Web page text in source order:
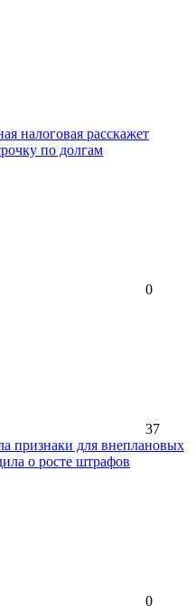
налоговая расскажет
по долгам
0
37
признаки для внеплановых
о росте штрафов
0